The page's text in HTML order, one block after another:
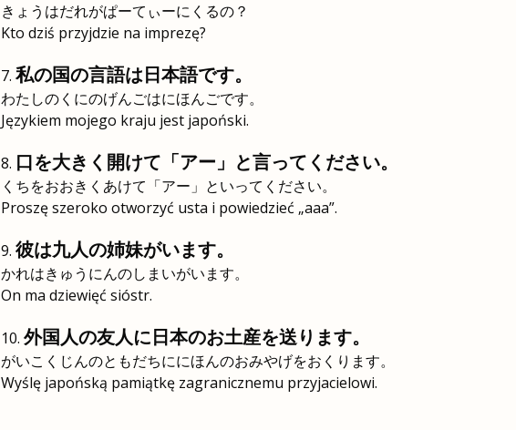
きょうはだれがぱーてぃーにくるの？
Kto dziś przyjdzie na imprezę?
私の国の言語は日本語です。
わたしのくにのげんごはにほんごです。
Językiem mojego kraju jest japoński.
口を大きく開けて「アー」と言ってください。
くちをおおきくあけて「アー」といってください。
Proszę szeroko otworzyć usta i powiedzieć „aaa”.
彼は九人の姉妹がいます。
かれはきゅうにんのしまいがいます。
On ma dziewięć sióstr.
外国人の友人に日本のお土産を送ります。
がいこくじんのともだちににほんのおみやげをおくります。
Wyślę japońską pamiątkę zagranicznemu przyjacielowi.